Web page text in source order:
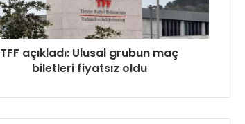
TFF açıkladı: Ulusal grubun maç
biletleri fiyatsız oldu